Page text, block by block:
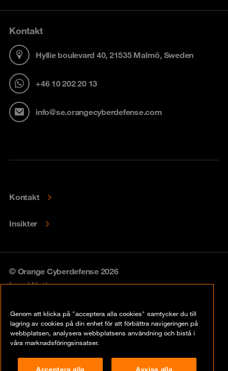
Kontakt
Hyllie boulevard 40, 21535 Malmö, Sweden
+46 10 202 20 13
info@se.orangecyberdefense.com
Kontakt
Insikter
© Orange Cyberdefense 2026
Legal Notice
Vulnerability policy
Genom att klicka på "acceptera alla cookies" samtycker du till
lagring av cookies på din enhet för att förbättra navigeringen på
webbplatsen, analysera webbplatsens användning och bistå i
våra marknadsföringsinsatser.
Acceptera alla Avvisa alla